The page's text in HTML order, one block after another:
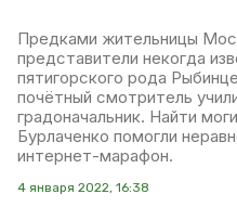
Предками жительницы
представители некогда
пятигорского рода
почётный смотритель
градоначальник. Найти
Бурлаченко помогли
интернет-марафон.
4 января 2022, 16:38